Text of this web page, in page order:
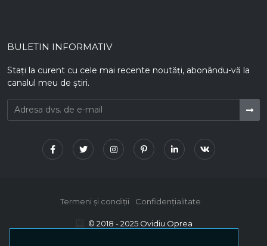
BULETIN INFORMATIV
Stați la curent cu cele mai recente noutăți, abonându-vă la
canalul meu de știri.
© 2018 - 2025 Ovidiu Oprea
Termeni și condiții Confidențialitate